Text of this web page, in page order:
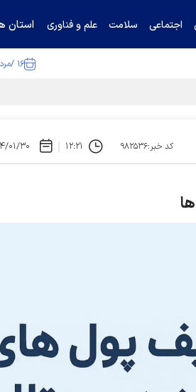
اجتماعی سلامت علم و فناوری استان
۱۶ /مرداد /۱۴۰۵
کد خبر:۹۸۲۵۳۶ ۱۲:۲۱ ۱۴۰۴/